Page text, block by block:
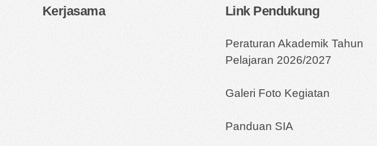
Kerjasama Link Pendukung
Peraturan Akademik Tahun
Pelajaran 2026/2027
Galeri Foto Kegiatan
Panduan SIA